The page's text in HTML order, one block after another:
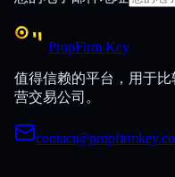
PropFirm Key
值得信赖的平台，用于
营交易公司。